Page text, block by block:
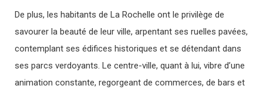
De plus, les habitants de La Rochelle ont le privilège de
savourer la beauté de leur ville, arpentant ses ruelles pavées,
contemplant ses édifices historiques et se détendant dans
ses parcs verdoyants. Le centre-ville, quant à lui, vibre d’une
animation constante, regorgeant de commerces, de bars et